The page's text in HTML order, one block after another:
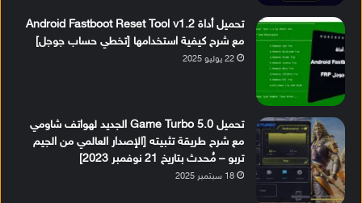
تحميل أداة Android Fastboot Reset Tool v1.2
مع شرح كيفية استخدامها [تخطي حساب جوجل]
22 يوليو 2025
تحميل Game Turbo 5.0 الجديد لهواتف شاومي
مع شرح طريقة تثبيته [الإصدار العالمي من الجيم
تربو – مُحدث بتاريخ 21 نوفمبر 2023]
18 سبتمبر 2025